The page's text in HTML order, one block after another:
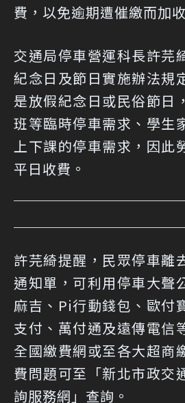
費，以免逾期遭催繳而加
交通局停車營運科長許芫
紀念日及節日實施辦法規
是放假紀念日或民俗節日
班等臨時停車需求、學生
上下課的停車需求，因此
平日收費。
許芫綺提醒，民眾停車離
通知單，可利用停車大聲
麻吉、Pi行動錢包、歐付
支付、萬付通及遠傳電信
全國繳費網或至各大超商
費問題可至「新北市政交
詢服務網 」查詢。